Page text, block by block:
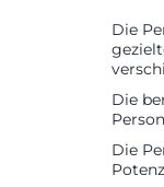
Die
Die
Die